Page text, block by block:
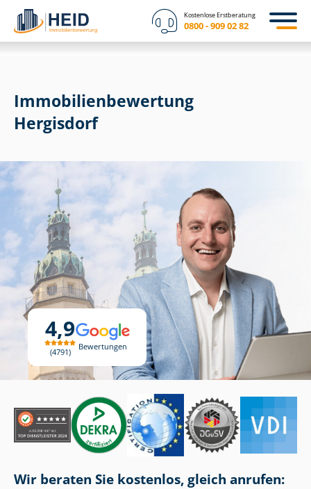
Kostenlose Erstberatung
0800 - 909 02 82
4,9
4791
Bewertungen
Immobilien­bewertung
Hergisdorf
Wir beraten Sie kostenlos, gleich anrufen: